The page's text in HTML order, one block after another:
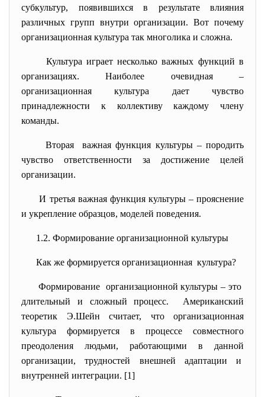
субкультур, появившихся в результате влияния
различных групп внутри организации. Вот почему
организационная культура так многолика и сложна.
Культура играет несколько важных функций в
организациях. Наиболее очевидная –
организационная культура дает чувство
принадлежности к коллективу каждому члену
команды.
Вторая важная функция культуры – породить
чувство ответственности за достижение целей
организации.
И третья важная функция культуры – прояснение
и укрепление образцов, моделей поведения.
1.2. Формирование организационной культуры
Как же формируется организационная культура?
Формирование организационной культуры – это
длительный и сложный процесс. Американский
теоретик Э.Шейн считает, что организационная
культура формируется в процессе совместного
преодоления людьми, работающими в данной
организации, трудностей внешней адаптации и
внутренней интеграции. [1]